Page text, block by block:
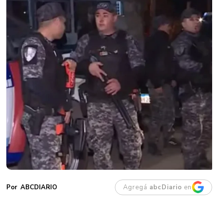
ABCDIARIO Agregá abcDiario en